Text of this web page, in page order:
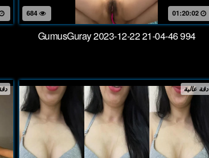
684 01:20:02
GumusGuray 2023-12-22 21-04-46 994
دقة عالية